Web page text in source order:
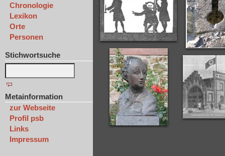
Chronologie
Lexikon
Orte
Personen
Stichwortsuche
Metainformation
zur Webseite
Profil psb
Links
Impressum